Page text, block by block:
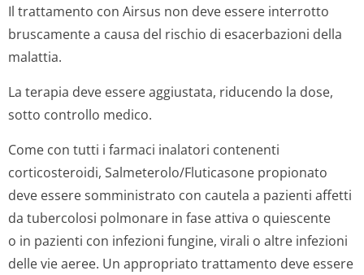
Il trattamento con Airsus non deve essere interrotto
bruscamente a causa del rischio di esacerbazioni della
malattia.
La terapia deve essere aggiustata, riducendo la dose,
sotto controllo medico.
Come con tutti i farmaci inalatori contenenti
corticosteroidi, Salmeterolo/Flu­ticasone propionato
deve essere somministrato con cautela a pazienti affetti
da tubercolosi polmonare in fase attiva o quiescente
o in pazienti con infezioni fungine, virali o altre infezioni
delle vie aeree. Un appropriato trattamento deve essere